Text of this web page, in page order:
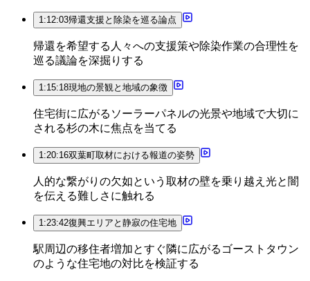
1:12:03帰還支援と除染を巡る論点
帰還を希望する人々への支援策や除染作業の合理性を
巡る議論を深掘りする
1:15:18現地の景観と地域の象徴
住宅街に広がるソーラーパネルの光景や地域で大切に
される杉の木に焦点を当てる
1:20:16双葉町取材における報道の姿勢
人的な繋がりの欠如という取材の壁を乗り越え光と闇
を伝える難しさに触れる
1:23:42復興エリアと静寂の住宅地
駅周辺の移住者増加とすぐ隣に広がるゴーストタウン
のような住宅地の対比を検証する